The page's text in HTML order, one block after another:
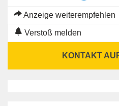
Anzeige weiterempfehlen
Verstoß melden
KONTAKT